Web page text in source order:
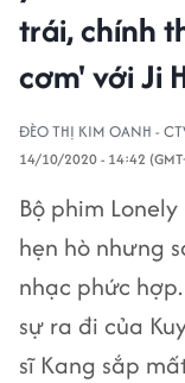
trái, chính
cơm' với Ji
ĐÈO THỊ KIM OANH -
14/10/2020 - 14:42
Bộ phim
hẹn hò nhưng
nhạc phức
sự ra đi của
sĩ Kang sắp